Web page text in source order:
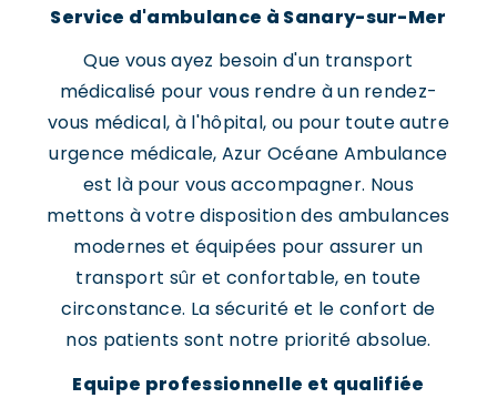
Service d'ambulance à Sanary-sur-Mer
Que vous ayez besoin d'un transport
médicalisé pour vous rendre à un rendez-
vous médical, à l'hôpital, ou pour toute autre
urgence médicale, Azur Océane Ambulance
est là pour vous accompagner. Nous
mettons à votre disposition des ambulances
modernes et équipées pour assurer un
transport sûr et confortable, en toute
circonstance. La sécurité et le confort de
nos patients sont notre priorité absolue.
Equipe professionnelle et qualifiée